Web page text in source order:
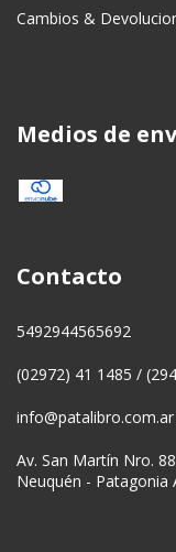
Cambios &
Medios de
Contacto
5492944565692
(02972) 41 1485 /
info@patalibro.com.ar
Av. San Martín Nro.
Neuquén - Patagonia